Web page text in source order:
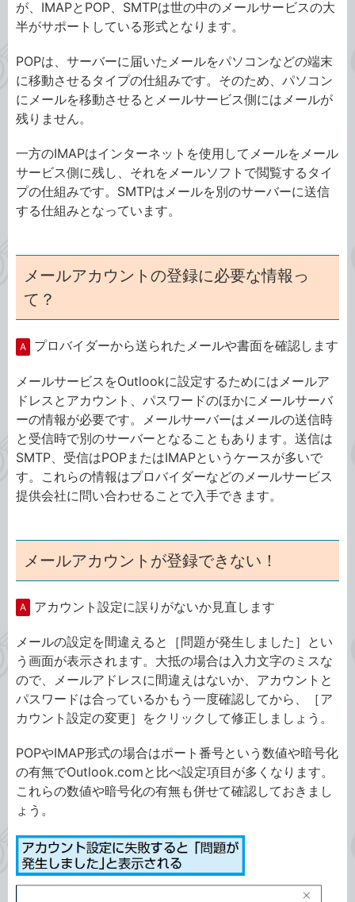
が、IMAPとPOP、SMTPは世の中のメールサービスの大
半がサポートしている形式となります。
POPは、サーバーに届いたメールをパソコンなどの端末
に移動させるタイプの仕組みです。そのため、パソコン
にメールを移動させるとメールサービス側にはメールが
残りません。
一方のIMAPはインターネットを使用してメールをメール
サービス側に残し、それをメールソフトで閲覧するタイ
プの仕組みです。SMTPはメールを別のサーバーに送信
する仕組みとなっています。
メールアカウントの登録に必要な情報っ
て？
A プロバイダーから送られたメールや書面を確認します
メールサービスをOutlookに設定するためにはメールア
ドレスとアカウント、パスワードのほかにメールサーバ
ーの情報が必要です。メールサーバーはメールの送信時
と受信時で別のサーバーとなることもあります。送信は
SMTP、受信はPOPまたはIMAPというケースが多いで
す。これらの情報はプロバイダーなどのメールサービス
提供会社に問い合わせることで入手できます。
メールアカウントが登録できない！
A アカウント設定に誤りがないか見直します
メールの設定を間違えると［問題が発生しました］とい
う画面が表示されます。大抵の場合は入力文字のミスな
ので、メールアドレスに間違えはないか、アカウントと
パスワードは合っているかもう一度確認してから、［ア
カウント設定の変更］をクリックして修正しましょう。
POPやIMAP形式の場合はポート番号という数値や暗号化
の有無でOutlook.comと比べ設定項目が多くなります。
これらの数値や暗号化の有無も併せて確認しておきまし
ょう。